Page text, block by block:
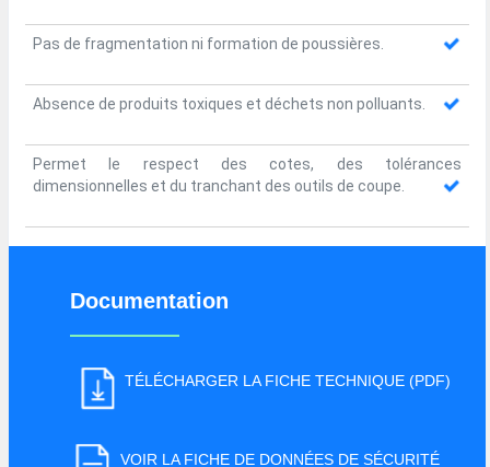
Pas de fragmentation ni formation de poussières.
Absence de produits toxiques et déchets non polluants.
Permet le respect des cotes, des tolérances
dimensionnelles et du tranchant des outils de coupe.
Documentation
TÉLÉCHARGER LA FICHE TECHNIQUE (PDF)
VOIR LA FICHE DE DONNÉES DE SÉCURITÉ